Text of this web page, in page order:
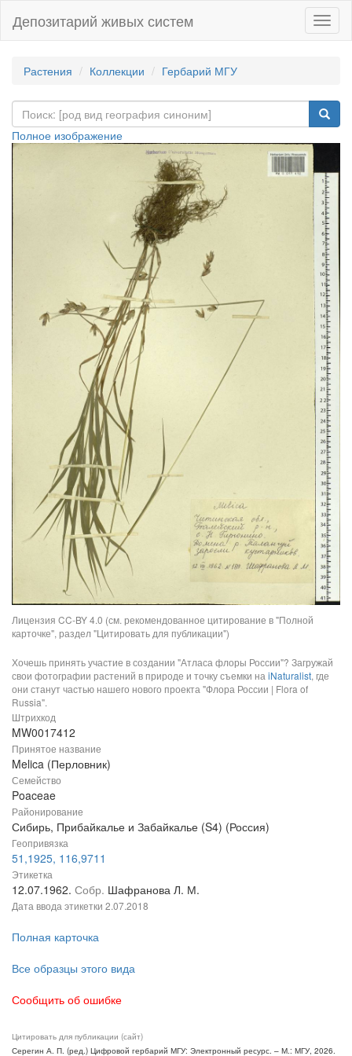
Депозитарий живых систем
Растения Коллекции Гербарий МГУ
Полное изображение
Лицензия CC-BY 4.0 (см. рекомендованное цитирование в "Полной
карточке", раздел "Цитировать для публикации")
Хочешь принять участие в создании "Атласа флоры России"? Загружай
свои фотографии растений в природе и точку съемки на iNaturalist, где
они станут частью нашего нового проекта "Флора России | Flora of
Russia".
Штрихкод
MW0017412
Принятое название
Melica (Перловник)
Семейство
Poaceae
Районирование
Сибирь, Прибайкалье и Забайкалье (S4) (Россия)
Геопривязка
51,1925, 116,9711
Этикетка
12.07.1962. Собр. Шафранова Л. М.
Дата ввода этикетки 2.07.2018
Полная карточка
Все образцы этого вида
Сообщить об ошибке
Цитировать для публикации (сайт)
Серегин А. П. (ред.) Цифровой гербарий МГУ: Электронный ресурс. – М.: МГУ, 2026.